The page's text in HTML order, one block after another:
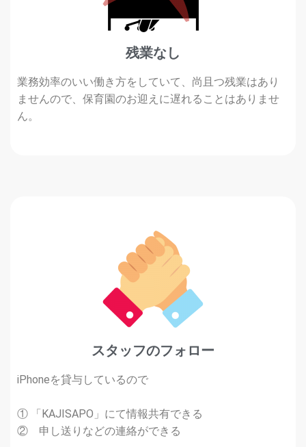
残業なし
業務効率のいい働き方をしていて、尚且つ残業はあり
ませんので、保育園のお迎えに遅れることはありませ
ん。
スタッフのフォロー
iPhoneを貸与しているので
① 「KAJISAPO」にて情報共有できる
② 申し送りなどの連絡ができる